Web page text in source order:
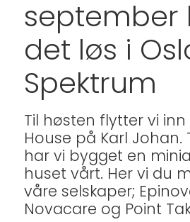
september
det løs i
Spektrum
Til høsten flytter vi inn
House på Karl Johan.
har vi bygget en
huset vårt. Her vi du
våre selskaper;
Novacare og Point